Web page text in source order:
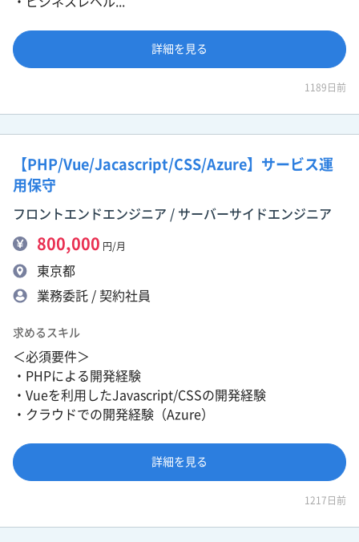
詳細を見る
1189日前
【PHP/Vue/Jacascript/CSS/Azure】サービス運
用保守
フロントエンドエンジニア / サーバーサイドエンジニア
800,000 円/月
東京都
業務委託 / 契約社員
求めるスキル
＜必須要件＞
・PHPによる開発経験
・Vueを利用したJavascript/CSSの開発経験
・クラウドでの開発経験（Azure）
詳細を見る
1217日前